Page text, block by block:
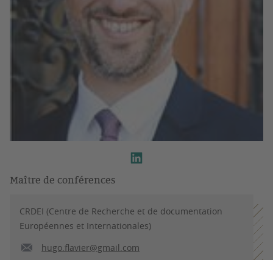
Maître de conférences
CRDEI (Centre de Recherche et de documentation
Européennes et Internationales)
hugo.flavier@gmail.com